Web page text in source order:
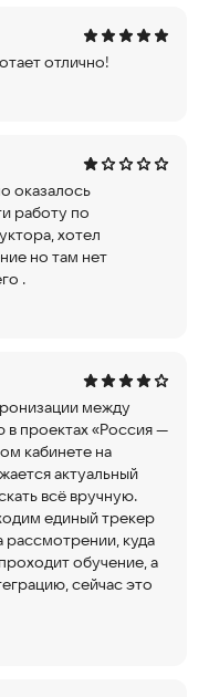
отлично!
оказалось
работу по
хотел
но там нет
.
между
проектах «Россия —
кабинете на
актуальный
всё вручную.
единый трекер
рассмотрении, куда
обучение, а
сейчас это